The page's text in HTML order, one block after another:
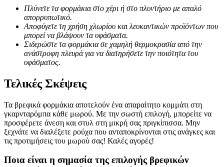
Πλύνετε τα φορμάκια στο χέρι ή στο πλυντήριο με απαλό
απορρυπωτικό.
Αποφύγετε τη χρήση χλωρίου και λευκαντικών προϊόντων που
μπορεί να βλάψουν τα υφάσματα.
Σιδερώστε τα φορμάκια σε χαμηλή θερμοκρασία από την
ανάστροφη πλευρά για να διατηρήσετε την ποιότητα του
υφάσματος.
Τελικές Σκέψεις
Τα βρεφικά φορμάκια αποτελούν ένα απαραίτητο κομμάτι στη
γκαρνταρόμπα κάθε μωρού. Με την σωστή επιλογή, μπορείτε να
προσφέρετε άνεση και στυλ στη μικρή σας πριγκίπισσα. Μην
ξεχνάτε να διαλέξετε ρούχα που ανταποκρίνονται στις ανάγκες και
τις προτιμήσεις του μωρού σας! Καλές αγορές!
Ποια είναι η σημασία της επιλογής βρεφικών